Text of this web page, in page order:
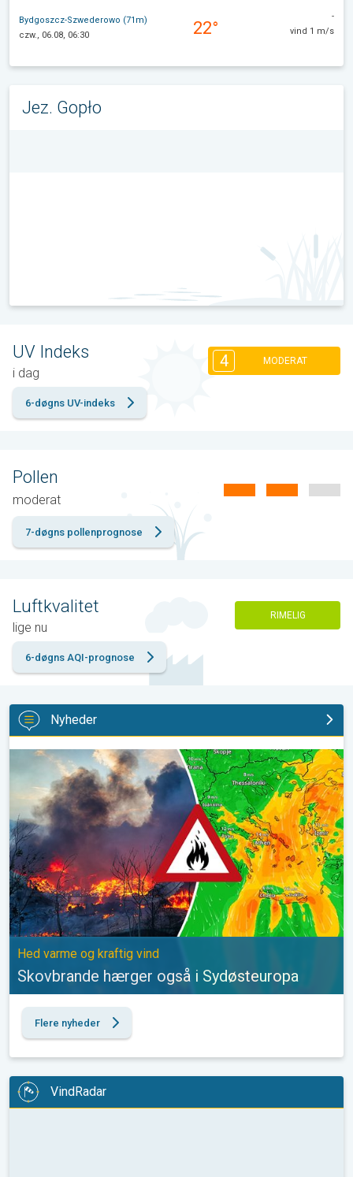
Bydgoszcz-Szwederowo (71m)
czw., 06.08, 06:30
22°
-
vind 1 m/s
Jez. Gopło
UV Indeks
i dag
4 MODERAT
6-døgns UV-indeks
Pollen
moderat
7-døgns pollenprognose
Luftkvalitet
lige nu
RIMELIG
6-døgns AQI-prognose
Nyheder
Skovbrande hærger også i Sydøsteuropa. Hed varme og
Hed varme og kraftig vind
Skovbrande hærger også i Sydøsteuropa
Flere nyheder
VindRadar